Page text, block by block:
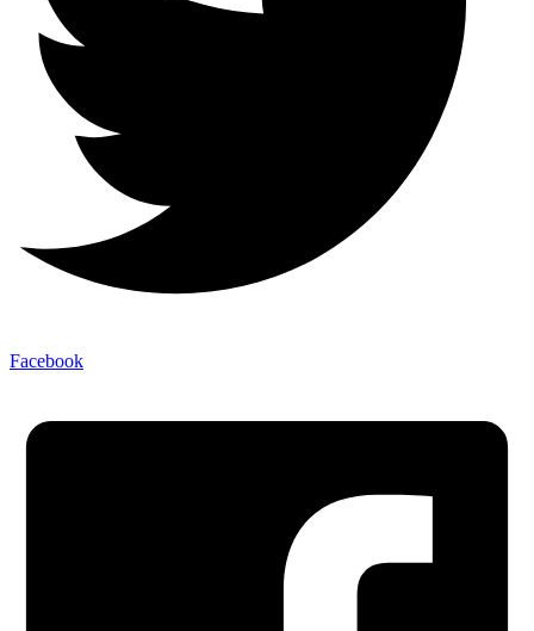
Facebook